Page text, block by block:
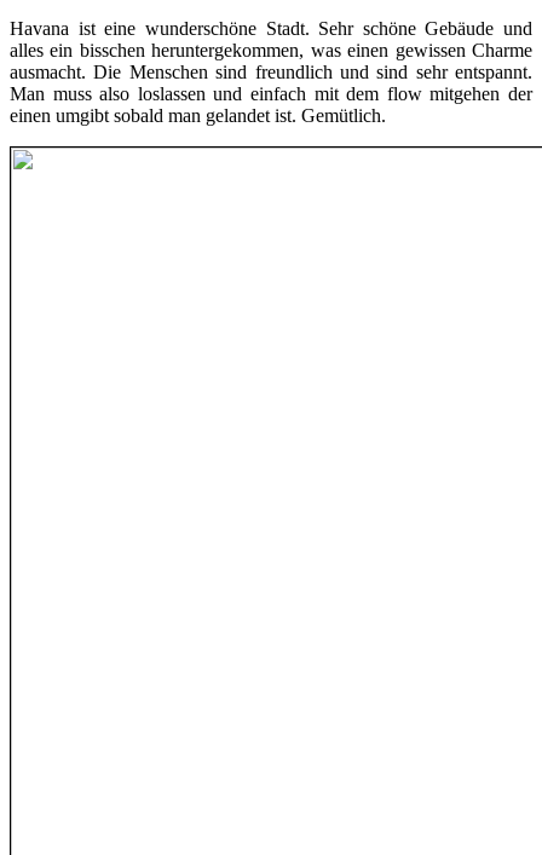
Havana ist eine wunderschöne Stadt. Sehr schöne Gebäude und
alles ein bisschen heruntergekommen, was einen gewissen Charme
ausmacht. Die Menschen sind freundlich und sind sehr entspannt.
Man muss also loslassen und einfach mit dem flow mitgehen der
einen umgibt sobald man gelandet ist. Gemütlich.